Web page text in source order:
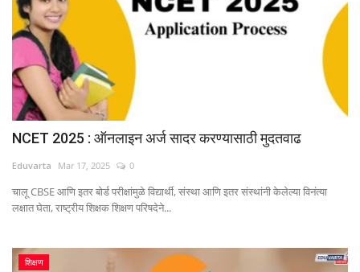
NCET 2025 : ऑनलाइन अर्ज सादर करण्यासाठी मुदतवाढ
Eduvarta Mar 17, 2025 0
चालू CBSE आणि इतर बोर्ड परीक्षांमुळे विद्यार्थी, संस्था आणि इतर संस्थांनी केलेल्या विनंत्या
लक्षात घेता, राष्ट्रीय शिक्षक शिक्षण परिषदेने...
शिक्षण